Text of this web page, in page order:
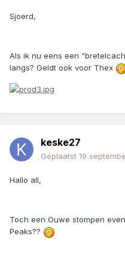
Sjoerd,
Als ik nu eens een
langs? Geldt ook voor Thex
keske27
Geplaatst 19
Hallo all,
Toch een Ouwe stompen
Peaks??